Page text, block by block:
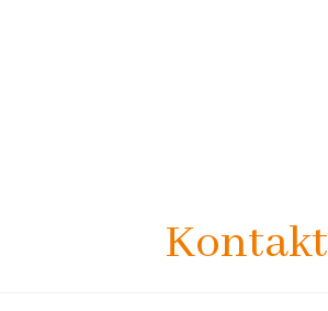
Kontakt